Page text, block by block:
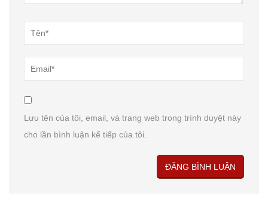
Lưu tên của tôi, email, và trang web trong trình duyệt này
cho lần bình luận kế tiếp của tôi.